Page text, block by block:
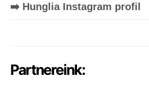
➡️ Hunglia Instagram profil
Partnereink: